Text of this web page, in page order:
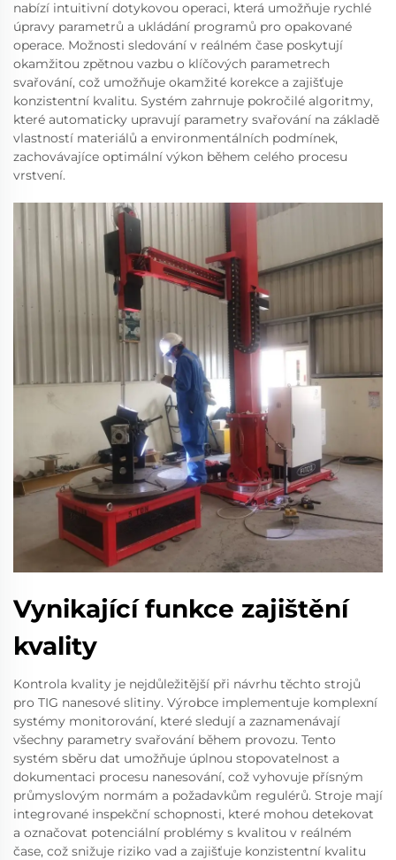
nabízí intuitivní dotykovou operaci, která umožňuje rychlé
úpravy parametrů a ukládání programů pro opakované
operace. Možnosti sledování v reálném čase poskytují
okamžitou zpětnou vazbu o klíčových parametrech
svařování, což umožňuje okamžité korekce a zajišťuje
konzistentní kvalitu. Systém zahrnuje pokročilé algoritmy,
které automaticky upravují parametry svařování na základě
vlastností materiálů a environmentálních podmínek,
zachovávajíce optimální výkon během celého procesu
vrstvení.
Vynikající funkce zajištění
kvality
Kontrola kvality je nejdůležitější při návrhu těchto strojů
pro TIG nanesové slitiny. Výrobce implementuje komplexní
systémy monitorování, které sledují a zaznamenávají
všechny parametry svařování během provozu. Tento
systém sběru dat umožňuje úplnou stopovatelnost a
dokumentaci procesu nanesování, což vyhovuje přísným
průmyslovým normám a požadavkům regulérů. Stroje mají
integrované inspekční schopnosti, které mohou detekovat
a označovat potenciální problémy s kvalitou v reálném
čase, což snižuje riziko vad a zajišťuje konzistentní kvalitu